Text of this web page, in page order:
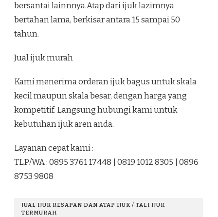
bersantai lainnnya.Atap dari ijuk lazimnya
bertahan lama, berkisar antara 15 sampai 50
tahun.
Jual ijuk murah
Kami menerima orderan ijuk bagus untuk skala
kecil maupun skala besar, dengan harga yang
kompetitif. Langsung hubungi kami untuk
kebutuhan ijuk aren anda.
Layanan cepat kami :
TLP/WA : 0895 3761 17448 | 0819 1012 8305 | 0896
8753 9808
JUAL IJUK RESAPAN DAN ATAP IJUK / TALI IJUK
TERMURAH